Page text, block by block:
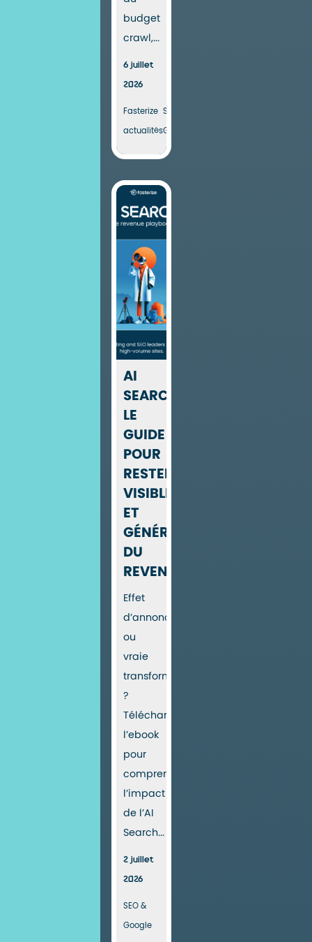
budget
crawl,...
6 juillet
2026
Fasterize
actualités
SEO &
Google
AI
SEARCH:
LE
GUIDE
POUR
RESTER
VISIBLE
ET
GÉNÉRER
DU
REVENU
Effet
d’annonce
ou
vraie
transformation
?
Téléchargez
l’ebook
pour
comprendre
l’impact
de l’AI
Search...
2 juillet
2026
SEO &
Google